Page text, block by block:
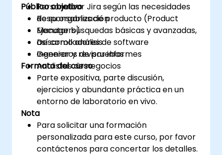
Personalizar Jira según las necesidades
de su organización
Ejecutar búsquedas básicas y avanzadas,
así como análisis
Generar y revisar informes
Público objetivo
Responsables de producto (Product
Managers)
Desarrolladores de software
Ingenieros de pruebas
Analistas de negocios
Formato del curso
Parte expositiva, parte discusión,
ejercicios y abundante práctica en un
entorno de laboratorio en vivo.
Nota
Para solicitar una formación
personalizada para este curso, por favor
contáctenos para concertar los detalles.